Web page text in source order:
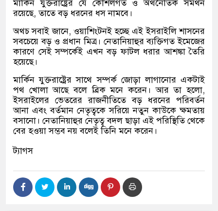
মার্কিন যুক্তরাষ্ট্রের যে কৌশলগত ও অর্থনৈতিক সমর্থন
রয়েছে,তাতে বড় ধরনের ধস নামবে।
অথচ সবাই জানে, ওয়াশিংটনই হচ্ছে এই ইসরাইলি শাসনের
সবচেয়ে বড় ও প্রধান মিত্র। নেতানিয়াহুর ব্যক্তিগত ইমেজের
কারণে সেই সম্পর্কেই এখন বড় ফাটল ধরার আশঙ্কা তৈরি
হয়েছে।
মার্কিন যুক্তরাষ্ট্রের সাথে সম্পর্ক জোড়া লাগানোর একটাই
পথ খোলা আছে বলে ব্রিক মনে করেন। আর তা হলো,
ইসরাইলের ভেতরের রাজনীতিতে বড় ধরনের পরিবর্তন
আনা এবং বর্তমান নেতৃত্বকে সরিয়ে নতুন কাউকে ক্ষমতায়
বসানো। নেতানিয়াহুর নেতৃত্ব বদল ছাড়া এই পরিস্থিতি থেকে
বের হওয়া সম্ভব নয় বলেই তিনি মনে করেন।
ট্যাগস